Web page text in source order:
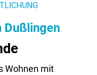
Dußlingen
Wohnen mit